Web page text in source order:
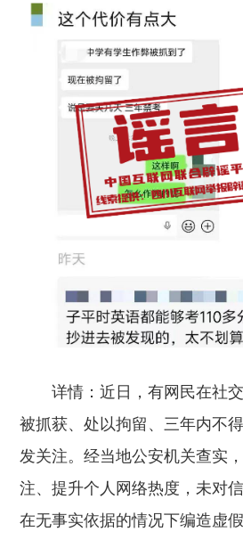
详情：近日，有网民在社
被抓获、处以拘留、三年内不得
发关注。经当地公安机关查实
注、提升个人网络热度，未对
在无事实依据的情况下编造虚